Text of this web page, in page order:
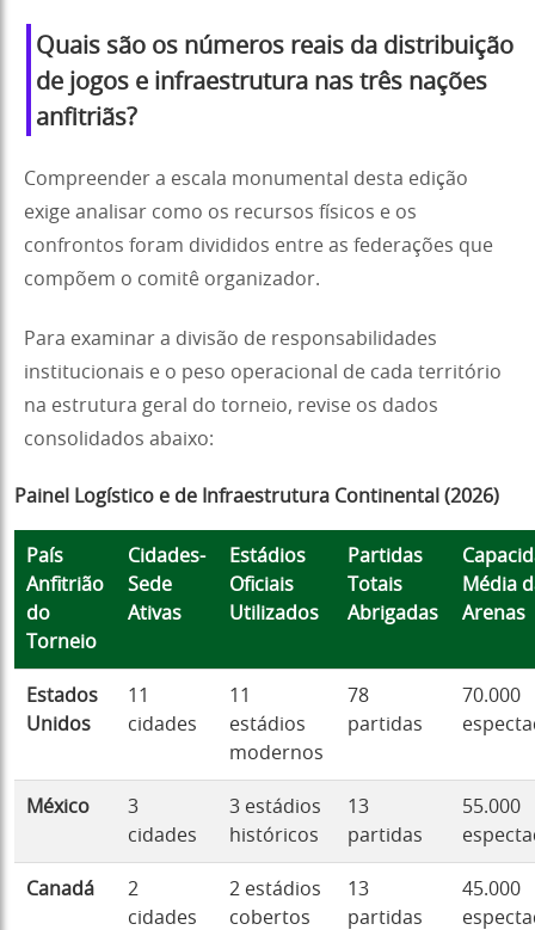
Quais são os números reais da distribuição
de jogos e infraestrutura nas três nações
anfitriãs?
Compreender a escala monumental desta edição
exige analisar como os recursos físicos e os
confrontos foram divididos entre as federações que
compõem o comitê organizador.
Para examinar a divisão de responsabilidades
institucionais e o peso operacional de cada território
na estrutura geral do torneio, revise os dados
consolidados abaixo:
Painel Logístico e de Infraestrutura Continental (2026)
País
Anfitrião
do
Torneio
Cidades-
Sede
Ativas
Estádios
Oficiais
Utilizados
Partidas
Totais
Abrigadas
Média
Arenas
Estados
Unidos
11
cidades
11
estádios
modernos
78
partidas
70.000
México
3
cidades
3 estádios
históricos
13
partidas
55.000
Canadá
2
cidades
2 estádios
cobertos
13
partidas
45.000